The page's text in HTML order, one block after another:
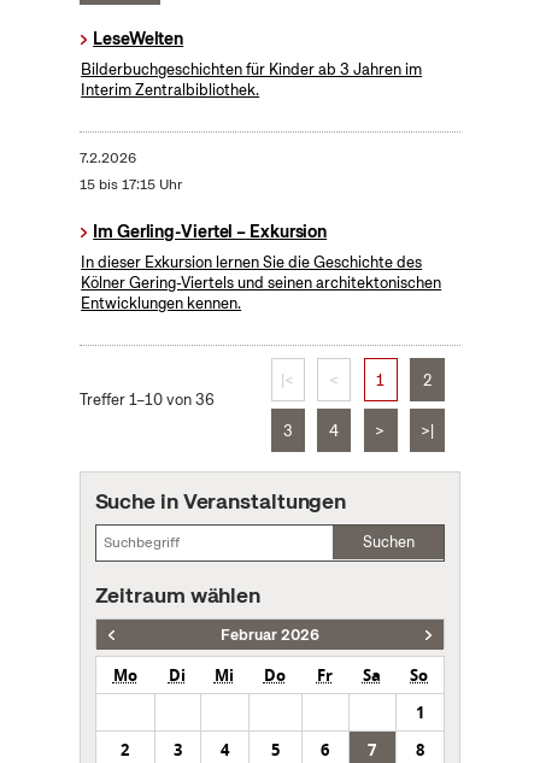
LeseWelten
Bilderbuchgeschichten für Kinder ab 3 Jahren im
Interim Zentralbibliothek.
7.2.2026
15 bis 17:15 Uhr
Im Gerling-Viertel – Exkursion
In dieser Exkursion lernen Sie die Geschichte des
Kölner Gering-Viertels und seinen architektonischen
Entwicklungen kennen.
Treffer 1–10 von 36
|< < 1 2
3 4 > >|
Suche in Veranstaltungen
Suchen
Zeitraum wählen
Februar 2026
Mo Di Mi Do Fr Sa
So
1
2
3 4 5 6 7
8